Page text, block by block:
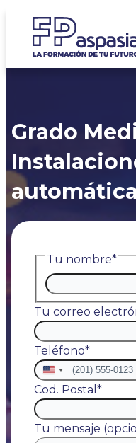
Saltar
contenido
Grado
Tu nombre*
Tu correo
Teléfono*
Estados
Unidos
+1
Cod. Postal *
Tu mensaje